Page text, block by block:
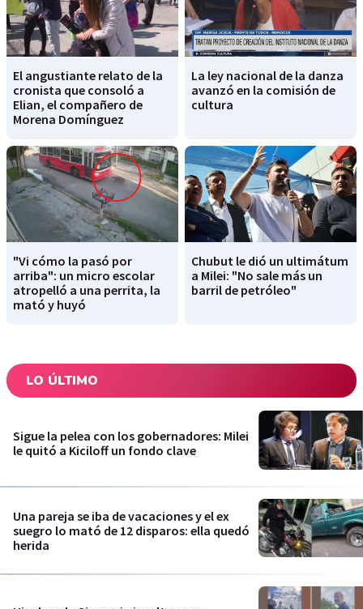
El angustiante relato de la
cronista que consoló a
Elian, el compañero de
Morena Domínguez
La ley nacional de la danza
avanzó en la comisión de
cultura
"Vi cómo la pasó por
arriba": un micro escolar
atropelló a una perrita, la
mató y huyó
Chubut le dió un ultimátum
a Milei: "No sale más un
barril de petróleo"
LO ÚLTIMO
Sigue la pelea con los gobernadores: Milei
le quitó a Kiciloff un fondo clave
Una pareja se iba de vacaciones y el ex
suegro lo mató de 12 disparos: ella quedó
herida